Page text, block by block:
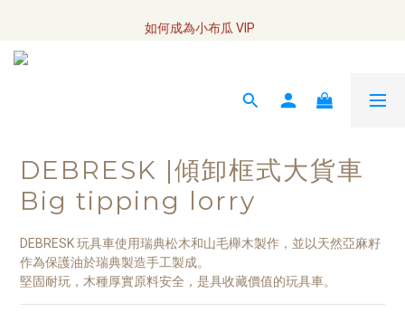
全網訂單將於7/4 開始配送
如何成為小布瓜 VIP
DEBRESK |傾卸框式大貨車
Big tipping lorry
DEBRESK 玩具車使用瑞典松木和山毛櫸木製作，並以天然亞麻籽
作為保護油於瑞典製造手工製成。
堅固耐玩，木種厚實原料安全，是具收藏價值的玩具車。